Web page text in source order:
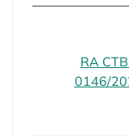
RA
0146/